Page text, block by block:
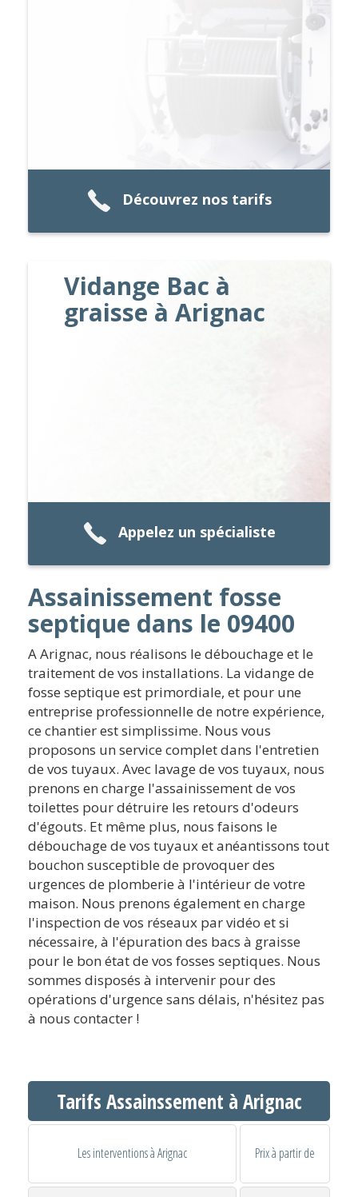
Découvrez nos tarifs
Vidange Bac à
graisse à Arignac
Appelez un spécialiste
Assainissement fosse
septique dans le 09400
A Arignac, nous réalisons le débouchage et le
traitement de vos installations. La vidange de
fosse septique est primordiale, et pour une
entreprise professionnelle de notre expérience,
ce chantier est simplissime. Nous vous
proposons un service complet dans l'entretien
de vos tuyaux. Avec lavage de vos tuyaux, nous
prenons en charge l'assainissement de vos
toilettes pour détruire les retours d'odeurs
d'égouts. Et même plus, nous faisons le
débouchage de vos tuyaux et anéantissons tout
bouchon susceptible de provoquer des
urgences de plomberie à l'intérieur de votre
maison. Nous prenons également en charge
l'inspection de vos réseaux par vidéo et si
nécessaire, à l'épuration des bacs à graisse
pour le bon état de vos fosses septiques. Nous
sommes disposés à intervenir pour des
opérations d'urgence sans délais, n'hésitez pas
à nous contacter !
Tarifs Assainssement à Arignac
Les interventions à Arignac Prix à partir de